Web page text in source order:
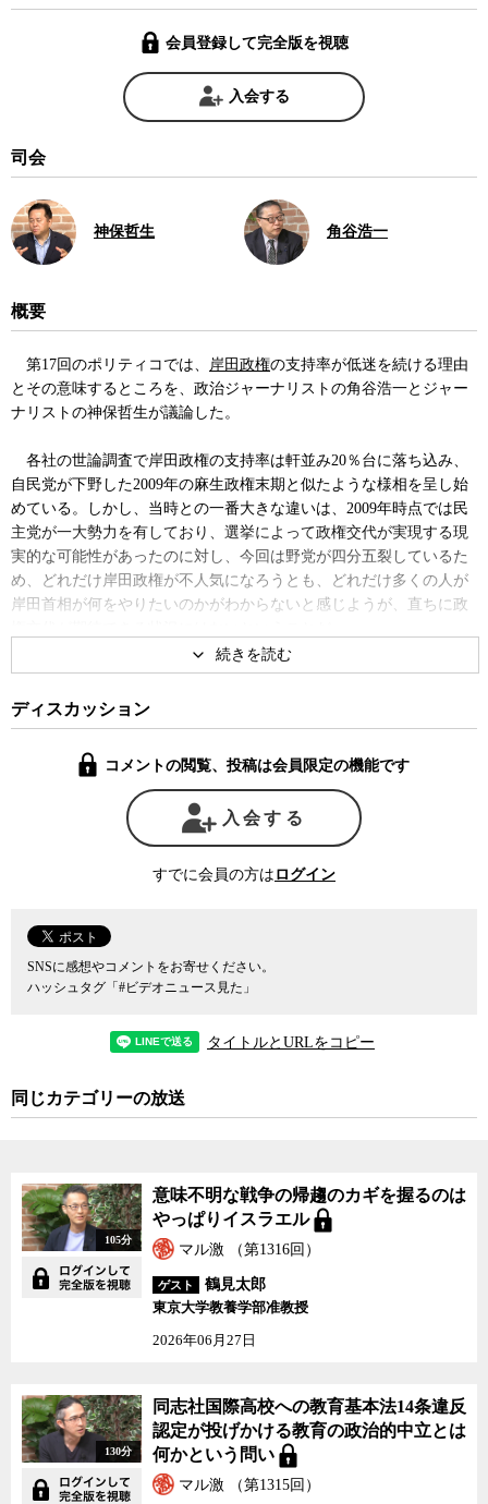
会員登録して完全版を視聴
入会する
司会
神保哲生 角谷浩一
概要
第17回のポリティコでは、 岸田政権の支持率が低迷を続ける理由
とその意味するところを、政治ジャーナリストの角谷浩一とジャー
ナリストの神保哲生が議論した。
各社の世論調査で岸田政権の支持率は軒並み20％台に落ち込み、
自民党が下野した2009年の麻生政権末期と似たような様相を呈し始
めている。しかし、当時との一番大きな違いは、2009年時点では民
主党が一大勢力を有しており、選挙によって政権交代が実現する現
実的な可能性があったのに対し、今回は野党が四分五裂しているた
め、どれだけ岸田政権が不人気になろうとも、どれだけ多くの人が
岸田首相が何をやりたいのかがわからないと感じようが、直ちに政
しかも自民党内でも、ポスト岸田を狙う候補の中に、明らかに党
内をまとめられる政治家が見当たらない。そのため、政権交代はお
ろか、首相交代すらすぐには実現しそうにない。結果的に、低空飛
行のまま岸田政権がだらだらとしばらく続く可能性が高い。
政局が動くとすれば、それは岸田首相自身が来年9月の自民党総裁
の再選を諦めた時だろう。その時に首相自身に後継を指名するほど
の影響力が残っているのかどうかは、今のところ予断を許さない状
年内解散は難しくなりつつあるが、もし岸田首相が来年の総裁選で
の再選を強く望んでいるのなら、年始にでも解散に打って出る可能
性がある。
また、自民党の5派閥が政治資金収支報告書に約4,000万円分の
気でこの問題にメスを入れるかによって、大きく状況は変わってく
る。派閥の申告漏れ止まりに終われば、大きな政治スキャンダルに
ば、そこに切り込まなければ意味がない。
ここまでの捜査の状況を見る限り、総裁派閥の宏池会の違反分が
最も軽微なことから、検察は首相官邸とツーカーの関係にあり、こ
の問題は検察のアリバイ作り程度までで止まるのではないかとの見
しかし、政治とカネの問題は実際には非常に深刻であり、政治不
入する政党交付金制度を始めた時、企業団体献金は時限的に廃止さ
れるはずだった。しかし、結果的にその約束は反故にされ、毎年総
額で300億円を超える税金が各政党に配られているにもかかわらず、
政党や政治家は24億円を超える企業・団体献金を受け取り、それで
も事足りず、実際にはパーティに出席もしない人に大量のパーティ
ディスカッション
コメントの閲覧、投稿は会員限定の機能です
入会する
すでに会員の方は ログイン
SNSに感想やコメントをお寄せください。
ハッシュタグ「#ビデオニュース見た」
タイトルとURLをコピー
同じカテゴリーの放送
105分
意味不明な戦争の帰趨のカギを握るのは
やっぱりイスラエル
マル激 （第1316回）
ゲスト
鶴見太郎
東京大学教養学部准教授
2026年06月27日
130分
同志社国際高校への教育基本法14条違反
認定が投げかける教育の政治的中立とは
何かという問い
マル激 （第1315回）